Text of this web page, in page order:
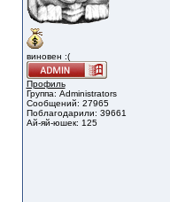
виновен :(
Профиль
Группа: Administrators
Сообщений: 27965
Поблагодарили: 39661
Ай-яй-юшек: 125